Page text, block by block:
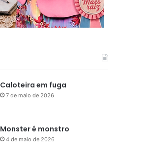
Caloteira em fuga
7 de maio de 2026
Monster é monstro
4 de maio de 2026